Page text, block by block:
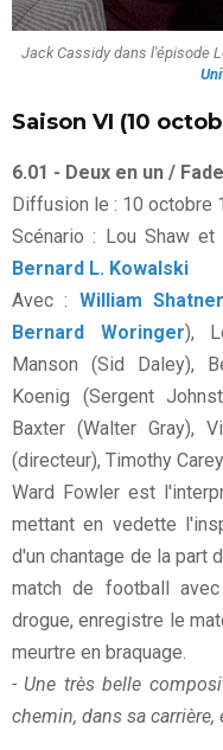
Jack Cassidy dans l'épisode
Saison VI (10
6.01 - Deux en un /
Diffusion le : 10 octobre
Scénario : Lou Shaw
Bernard L. Kowalski
Avec : William Shatner
Bernard Woringer),
Manson (Sid Daley),
Koenig (Sergent
Baxter (Walter Gray),
(directeur), Timothy
Ward Fowler est
mettant en vedette
d'un chantage de la part
match de football
drogue, enregistre le
meurtre en braquage.
- Une très belle
chemin, dans sa carrière,